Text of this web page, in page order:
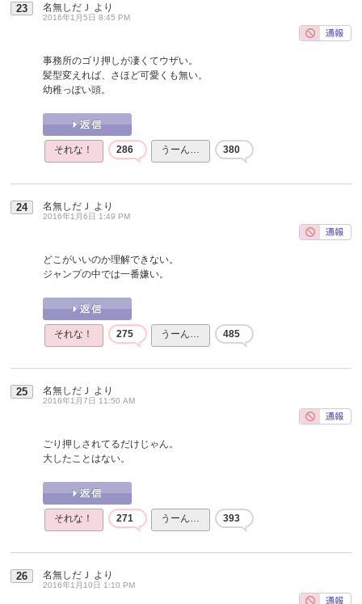
23 名無しだＪ より
2016年1月5日 8:45 PM
事務所のゴリ押しが凄くてウザい。
髪型変えれば、さほど可愛くも無い。
幼稚っぽい頭。
それな！ 286 うーん… 380
24 名無しだＪ より
2016年1月6日 1:49 PM
どこがいいのか理解できない。
ジャンプの中では一番嫌い。
それな！ 275 うーん… 485
25 名無しだＪ より
2016年1月7日 11:50 AM
ごり押しされてるだけじゃん。
大したことはない。
それな！ 271 うーん… 393
26 名無しだＪ より
2016年1月10日 1:10 PM